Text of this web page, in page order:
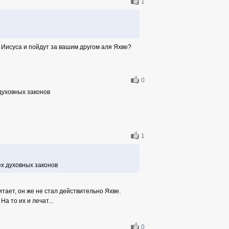
1
и пойдут за вашим другом аля Яхве?
0
законов
1
духовных законов
он же не стал действительно Яхве.
то их и лечат...
0